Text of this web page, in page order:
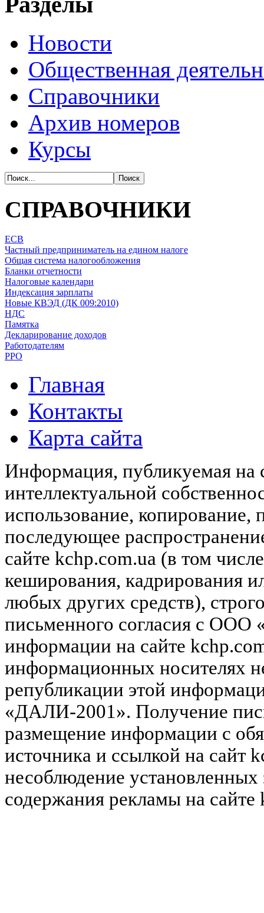
Новости
Общественная
Справочники
Архив номеров
Курсы
СПРАВОЧНИКИ
ЕСВ
Частный предприниматель на едином налоге
Общая система налогообложения
Бланки отчетности
Налоговые календари
Индексация зарплаты
Новые КВЭД (ДК 009:2010)
НДС
Памятка
Декларирование доходов
Работодателям
РРО
Главная
Контакты
Карта сайта
Информация, публикуемая на
интеллектуальной
использование, копирование,
последующее
сайте kchp.com.ua (в том
кеширования, кадрирования
любых других средств),
письменного согласия с
информации на сайте
информационных носителях
републикации этой
«ДАЛИ-2001». Получение
размещение информации с
источника и ссылкой на сайт
несоблюдение установленных
содержания рекламы на сайте